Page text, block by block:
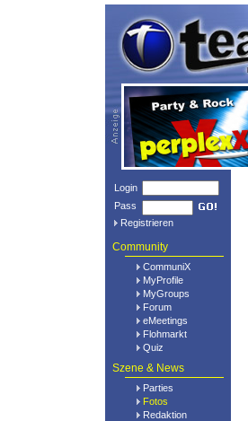
Login
Pass
Registrieren
Community
CommuniX
MyProfile
MyGroups
Forum
eMeetings
Flohmarkt
Quiz
Szene & News
Parties
Fotos
Redaktion